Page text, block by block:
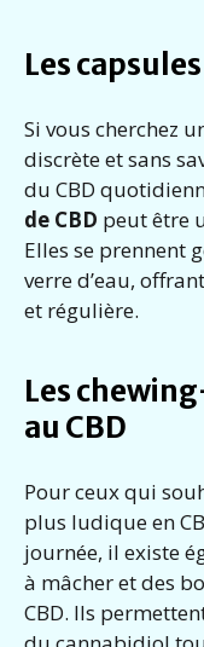
Les
Si vous cherchez
discrète et sans
du CBD
de CBD peut être
Elles se prennent
verre d’eau,
et régulière.
Les
au CBD
Pour ceux qui
plus ludique en
journée, il existe
à mâcher et des
CBD. Ils